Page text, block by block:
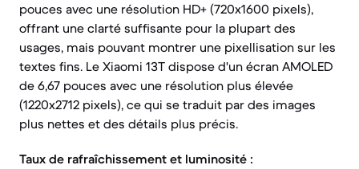
pouces avec une résolution HD+ (720x1600 pixels),
offrant une clarté suffisante pour la plupart des
usages, mais pouvant montrer une pixellisation sur les
textes fins. Le Xiaomi 13T dispose d'un écran AMOLED
de 6,67 pouces avec une résolution plus élevée
(1220x2712 pixels), ce qui se traduit par des images
plus nettes et des détails plus précis.
Taux de rafraîchissement et luminosité :